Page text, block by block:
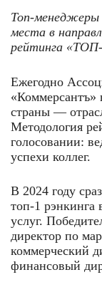
Топ-менеджеры
места в
рейтинга «ТОП-
Ежегодно
страны —
Методология
голосовании:
успехи коллег.
В 2024 году
топ-1 рэнкинга
услуг.
директор по
коммерческий
финансовый